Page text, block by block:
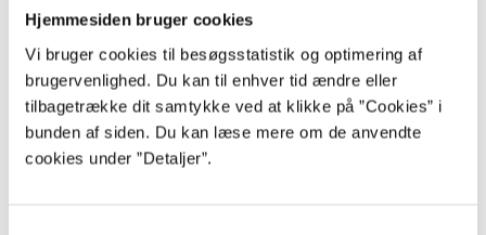
Hjemmesiden bruger cookies
Vi bruger cookies til besøgsstatistik og optimering af
brugervenlighed. Du kan til enhver tid ændre eller
tilbagetrække dit samtykke ved at klikke på ”Cookies” i
bunden af siden. Du kan læse mere om de anvendte
cookies under ”Detaljer”.
...
...